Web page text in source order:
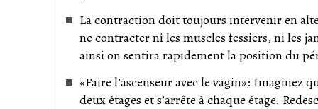
La contraction doit toujours intervenir en
ne contracter ni les muscles fessiers, ni les
ainsi on sentira rapidement la position du
«Faire l’ascenseur avec le vagin»: Imaginez
deux étages et s’arrête à chaque étage.